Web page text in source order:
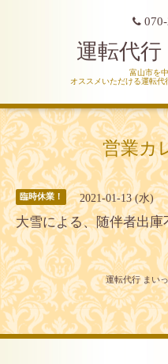
070-
運転代
富山市を
オススメいただける運転代
営業カ
臨時休業！ 2021-01-13 (水)
大雪による、随伴者出庫
運転代行 まい